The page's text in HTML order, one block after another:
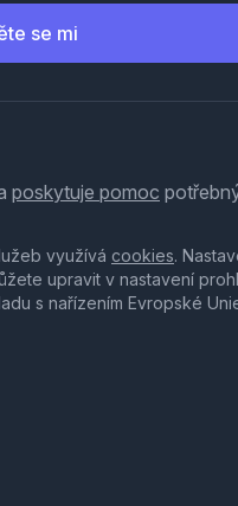
se mi
poskytuje pomoc
využívá cookies.
upravit v nastavení
s nařízením Evropské